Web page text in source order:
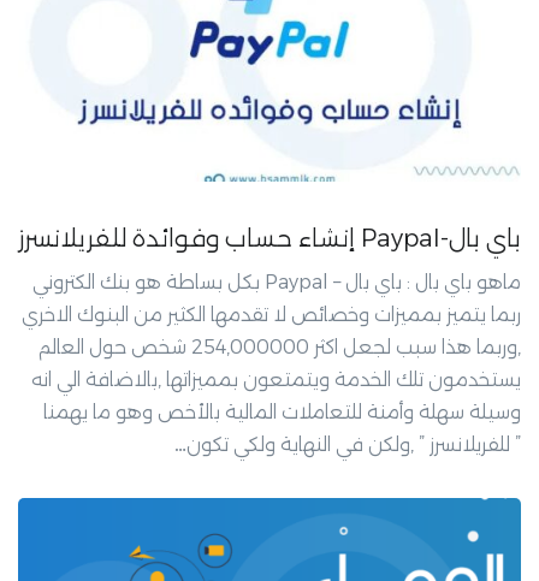
باي بال-Paypal إنشاء حساب وفوائدة للفريلانسرز
ماهو باي بال : باي بال – Paypal بكل بساطة هو بنك الكتروني
ربما يتميز بمميزات وخصائص لا تقدمها الكثير من البنوك الاخري
,وربما هذا سبب لجعل اكثر 254,000000 شخص حول العالم
يستخدمون تلك الخدمة ويتمتعون بمميزاتها ,بالاضافة الي انه
وسيلة سهلة وأمنة للتعاملات المالية بالأخص وهو ما يهمنا
” للفريلانسرز ” ,ولكن في النهاية ولكي تكون…